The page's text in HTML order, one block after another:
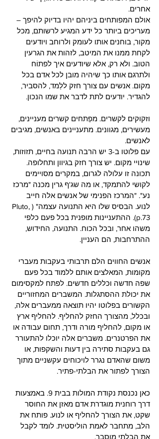
אחרים.
אולם המפותחים ביניהם יהיו בדיוק להיפך –
מעריכים ביותר כל ידע המגיע לרשותם, מכל
מקור, בוחנים אותו לעומק ולרוחב ויודעים
לקחת ממנו את המיטב, לזהות את הגרעין
הטוב. ולא רק, אלא שיודעים איך לפתוֹח
ולתרגם אותו כך שיהיה מובן לכל אדם בכל
מקום. אנשים עם צורך חזק ללַמד, להסביר,
להגדיר. יודעים לתת לדבר את שמו הנכון.
וזקוקים לקשרים. מפַתחים קשרים מעניינים,
מעשירים, מגוונים. מתעניינים באנשים, מגיבים
לאנשים.
עם פלוטו ב-3 יש הרבה תנועה בחיים, תזוזות,
שינויי מקום. יש צורך חזק בגיוון ותחלופה.
תכונה זו עלולה לגרום, במקרים מסויימים
לקושי להתמקד, או מה שג'ף גרין מכנה "מרכז
נע". "המרכז הפנימי של אנשים אלה חייב
לנוע. הבסיס שלו היא התנועה עצמה" (Pluto,
p.73). ההתעניינות מופנית בכל פעם כלפי
משהו אחר, ובכל הכוח. התנועה, החידוש,
ההתרחבות, הם העניין.
אנשים החווים הלם תרבותי בעקבות מעברי
מקומות, המאלצים אותם ללמוד בכל פעם
שפה חדשה וכללים חדשים. לפתח למקסימום
את יכולת ההסתגלות. המשברים המחזוריים
הקשורים בפלוטו יהיו תוצאה ממעברים אלה,
ובכלל, מהצורך החזק להחליף. להחליף ארץ
או מקום, להחליף מורה ודרך, תחום עבודה או
את הפרטנרים. משברים אלה יוכלו להתעורר
גם בעקבות סתירה בין דעות והשקפות, או
משום שהאדם נגרר לויכוחים עקשניים מתוך
הצורך לפתור את הבלתי-פתיר.
כאן נכנסת נקודת המולות בבית 9. באמצעות
דרך רוחנית מוגדרת אדם מאזן את החוסר
שקט, את הצורך להחליף או לנוע. פותח את
הלב, מתחבר לאמת הוליסטית. לומד לקבל
את הבלתי מוסבר.